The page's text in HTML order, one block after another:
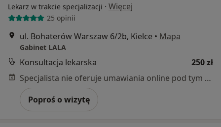
Lekarz w trakcie specjalizacji · Więcej
25 opinii
ul. Bohaterów Warszaw 6/2b, Kielce • Mapa
Gabinet LALA
Konsultacja lekarska
250 zł
Specjalista nie oferuje umawiania online pod tym adresem.
Poproś o wizytę